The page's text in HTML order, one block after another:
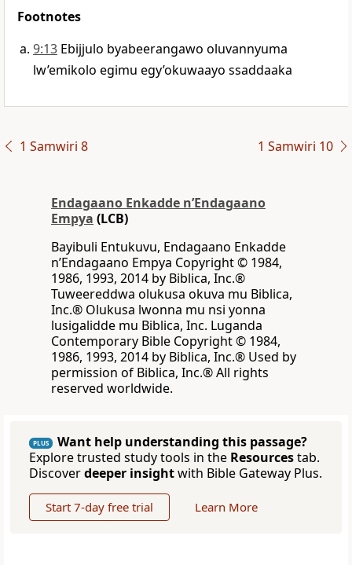
Footnotes
9:13 Ebijjulo byabeerangawo oluvannyuma
lw’emikolo egimu egy’okuwaayo ssaddaaka
1 Samwiri 8 1 Samwiri 10
Endagaano Enkadde nʼEndagaano
Empya (LCB)
Bayibuli Entukuvu, Endagaano Enkadde
nʼEndagaano Empya Copyright © 1984,
1986, 1993, 2014 by Biblica, Inc.®
Tuweereddwa olukusa okuva mu Biblica,
Inc.® Olukusa lwonna mu nsi yonna
lusigalidde mu Biblica, Inc. Luganda
Contemporary Bible Copyright © 1984,
1986, 1993, 2014 by Biblica, Inc.® Used by
permission of Biblica, Inc.® All rights
reserved worldwide.
PLUS
Want help understanding this passage?
Explore trusted study tools in the Resourcestab.
Discoverdeeper insightwith Bible Gateway Plus.
Start 7-day free trial Learn More